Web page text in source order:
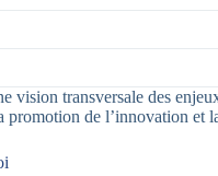
transversale des
de l’innovation et